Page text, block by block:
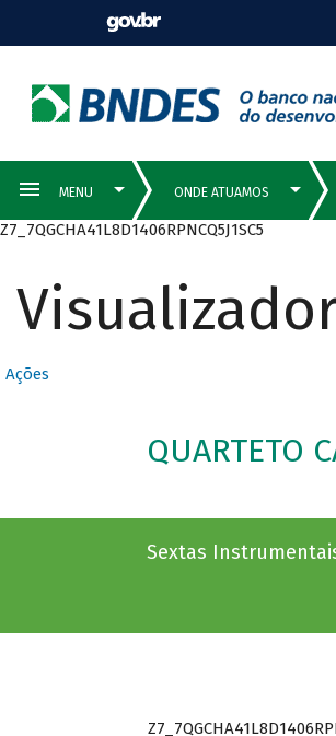
Z7_7QGCHA41L8D1406RPNCQ5J1SC5
Ações
QUARTETO
Sextas